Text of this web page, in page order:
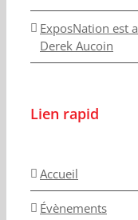
ExposNation est
Derek Aucoin
Lien rapid
Accueil
Évènements